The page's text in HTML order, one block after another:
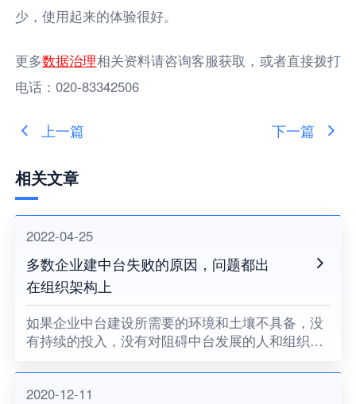
少，使用起来的体验很好。
更多数据治理相关资料请咨询客服获取，或者直接拨打
电话：020-83342506
上一篇 下一篇
相关文章
2022-04-25
多数企业建中台失败的原因，问题都出
在组织架构上
如果企业中台建设所需要的环境和土壤不具备，没
有持续的投入，没有对阻碍中台发展的人和组织提
业中台将很难健康地成长。
2020-12-11